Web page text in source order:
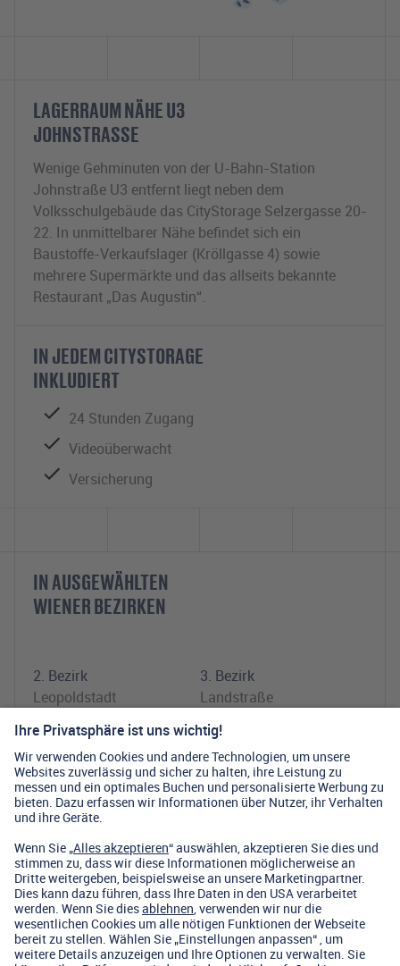
LAGERRAUM NÄHE U3
JOHNSTRASSE
Wenige Gehminuten von der U-Bahn-Station
Johnstraße U3 entfernt liegt neben dem
Volksschulgebäude das CityStorage Selzergasse 20-
22. In unmittelbarer Nähe befindet sich ein
Baustoffe-Verkaufslager (Kröllgasse 4) sowie
mehrere Supermärkte und das allseits bekannte
Restaurant „Das Augustin“.
IN JEDEM CITYSTORAGE
INKLUDIERT
24 Stunden Zugang
Videoüberwacht
Versicherung
IN AUSGEWÄHLTEN
WIENER BEZIRKEN
2. Bezirk
Leopoldstadt
3. Bezirk
Landstraße
5. Bezirk
Margareten
8. Bezirk
Josefstadt
9. Bezirk
Alsergrund
10. Bezirk
12. Bezirk
Meidling
14. Bezirk
Penzing
15. Bezirk
Rudolfsheim-Fünfhaus
17. Bezirk
Hernals